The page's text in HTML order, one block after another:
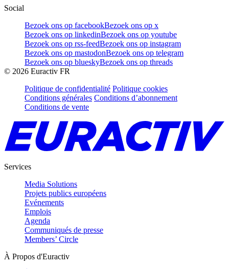
Social
Bezoek ons op facebookBezoek ons op x
Bezoek ons op linkedinBezoek ons op youtube
Bezoek ons op rss-feedBezoek ons op instagram
Bezoek ons op mastodonBezoek ons op telegram
Bezoek ons op blueskyBezoek ons op threads
© 2026 Euractiv FR
Politique de confidentialité Politique cookies
Conditions générales Conditions d’abonnement
Conditions de vente
Services
Media Solutions
Projets publics européens
Evénements
Emplois
Agenda
Communiqués de presse
Members’ Circle
À Propos d'Euractiv